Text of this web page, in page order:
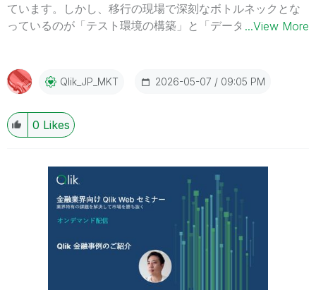
ています。しかし、移行の現場で深刻なボトルネックとな
っているのが「テスト環境の構築」と「データの肥大化」
...View More
Qlik_JP_MKT 2026-05-07 09:05 PM
0 Likes